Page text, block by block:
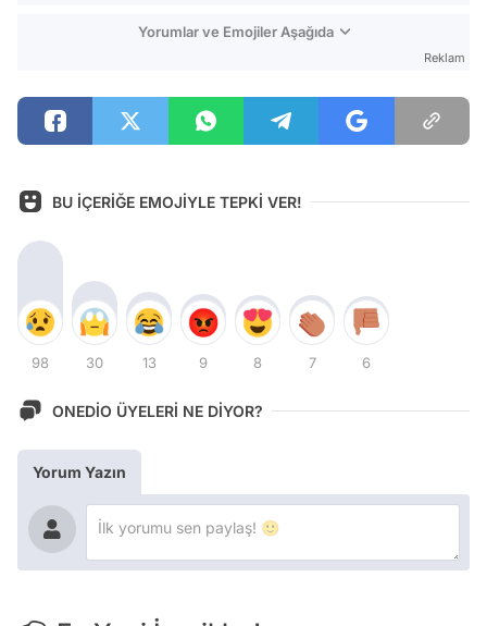
Yorumlar ve Emojiler Aşağıda
Reklam
BU İÇERİĞE EMOJİYLE TEPKİ VER!
98 30 13 9 8 7 6
ONEDİO ÜYELERİ NE DİYOR?
Yorum Yazın